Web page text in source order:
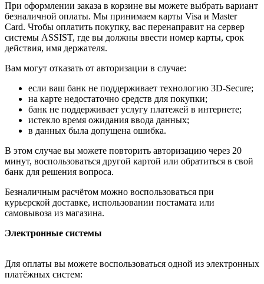
При оформлении заказа в корзине вы можете выбрать вариант
безналичной оплаты. Мы принимаем карты Visa и Master
Card. Чтобы оплатить покупку, вас перенаправит на сервер
системы ASSIST, где вы должны ввести номер карты, срок
действия, имя держателя.
Вам могут отказать от авторизации в случае:
если ваш банк не поддерживает технологию 3D-Secure;
на карте недостаточно средств для покупки;
банк не поддерживает услугу платежей в интернете;
истекло время ожидания ввода данных;
в данных была допущена ошибка.
В этом случае вы можете повторить авторизацию через 20
минут, воспользоваться другой картой или обратиться в свой
банк для решения вопроса.
Безналичным расчётом можно воспользоваться при
курьерской доставке, использовании постамата или
самовывоза из магазина.
Электронные системы
Для оплаты вы можете воспользоваться одной из электронных
платёжных систем: